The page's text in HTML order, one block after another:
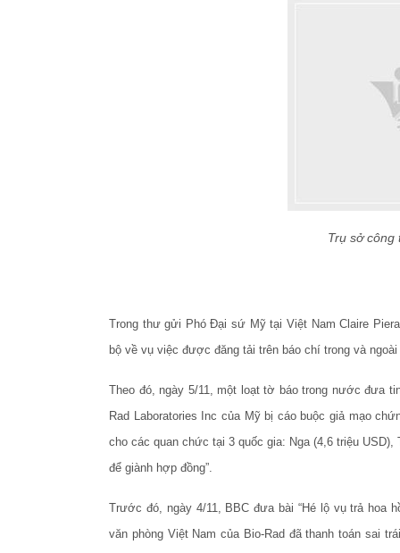
Trụ sở công
Trong thư gửi Phó Đại sứ Mỹ tại Việt Nam Claire
bộ về vụ việc được đăng tải trên báo chí trong và
Theo đó, ngày 5/11, một loạt tờ báo trong nước đưa
Rad Laboratories Inc của Mỹ bị cáo buộc giả mạo
cho các quan chức tại 3 quốc gia: Nga (4,6 triệu
để giành hợp đồng”.
Trước đó, ngày 4/11, BBC đưa bài “Hé lộ vụ trả hoa
văn phòng Việt Nam của Bio-Rad đã thanh toán sai